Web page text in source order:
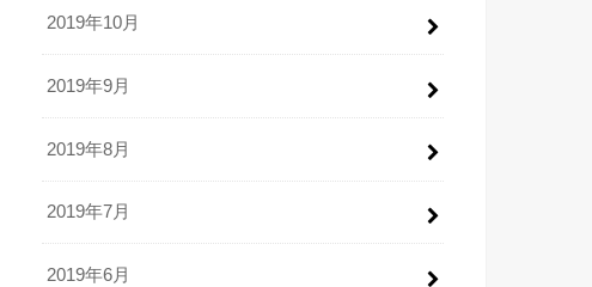
2019年10月
2019年9月
2019年8月
2019年7月
2019年6月